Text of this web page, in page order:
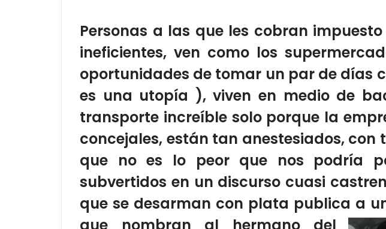
Personas a las que les cobran
ineficientes, ven como los
oportunidades de tomar un par de días
es una utopía ), viven en medio de
transporte increíble solo porque la
concejales, están tan anestesiados,
que no es lo peor que nos podría
subvertidos en un discurso cuasi
que se desarman con plata publica a